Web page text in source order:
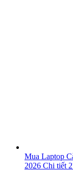
Mua Laptop
2026 Chi tiết